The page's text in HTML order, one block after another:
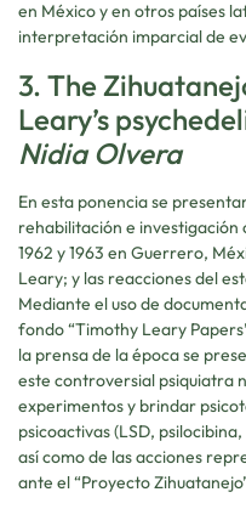
en México y en otros países
interpretación imparcial de
3. The
Leary’s
Nidia Olvera
En esta ponencia se
rehabilitación e investigación
1962 y 1963 en Guerrero,
Leary; y las reacciones del
Mediante el uso de
fondo “Timothy Leary
la prensa de la época se
este controversial psiquiatra
experimentos y brindar
psicoactivas (LSD,
así como de las acciones
ante el “Proyecto